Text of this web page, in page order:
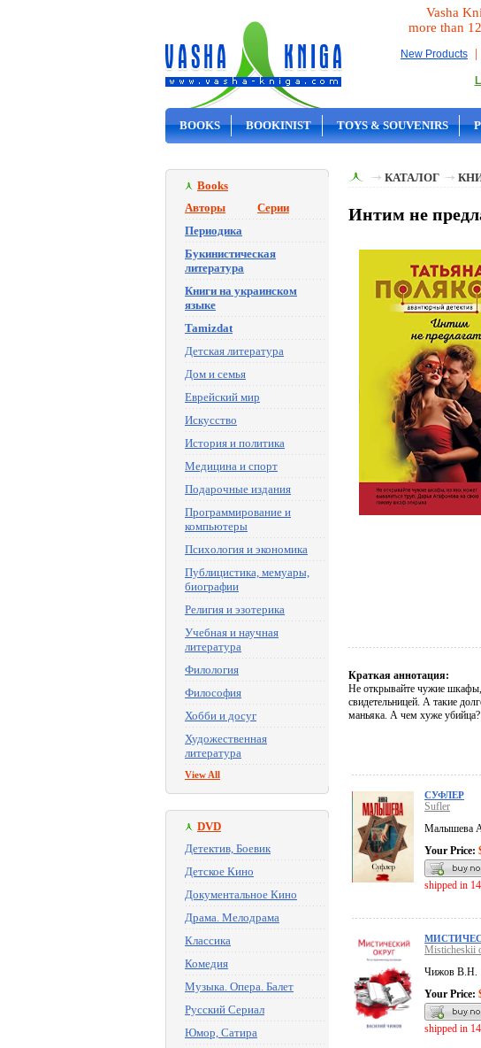
Vasha
more than
New Products |
BOOKS BOOKINIST TOYS & SOUVENIRS
Books
Авторы
Серии
Периодика
Букинистическая
литература
Книги на украинском
языке
Tamizdat
Детская литература
Дом и семья
Еврейский мир
Искусство
История и политика
Медицина и спорт
Подарочные издания
Программирование и
компьютеры
Психология и экономика
Публицистика, мемуары,
биографии
Религия и эзотерика
Учебная и научная
литература
Филология
Философия
Хобби и досуг
Художественная
литература
View All
DVD
Детектив, Боевик
Детское Кино
Документальное Кино
Драма. Мелодрама
Классика
Комедия
Музыка. Опера. Балет
Русский Сериал
Юмор, Сатира
КАТАЛОГ
Интим не
Краткая аннотация:
Не открывайте чужие
свидетельницей. А такие
маньяка. А чем хуже
СУФЛЕР
Sufler
Малышева
Your Price:
shipped in
Misticheskii
Чижов В.Н.
Your Price:
shipped in